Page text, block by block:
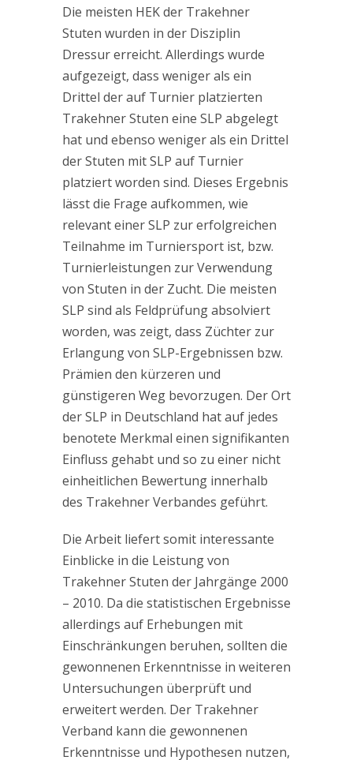
Die meisten HEK der Trakehner
Stuten wurden in der Disziplin
Dressur erreicht. Allerdings wurde
aufgezeigt, dass weniger als ein
Drittel der auf Turnier platzierten
Trakehner Stuten eine SLP abgelegt
hat und ebenso weniger als ein Drittel
der Stuten mit SLP auf Turnier
platziert worden sind. Dieses Ergebnis
lässt die Frage aufkommen, wie
relevant einer SLP zur erfolgreichen
Teilnahme im Turniersport ist, bzw.
Turnierleistungen zur Verwendung
von Stuten in der Zucht. Die meisten
SLP sind als Feldprüfung absolviert
worden, was zeigt, dass Züchter zur
Erlangung von SLP-Ergebnissen bzw.
Prämien den kürzeren und
günstigeren Weg bevorzugen. Der Ort
der SLP in Deutschland hat auf jedes
benotete Merkmal einen signifikanten
Einfluss gehabt und so zu einer nicht
einheitlichen Bewertung innerhalb
des Trakehner Verbandes geführt.
Die Arbeit liefert somit interessante
Einblicke in die Leistung von
Trakehner Stuten der Jahrgänge 2000
– 2010. Da die statistischen Ergebnisse
allerdings auf Erhebungen mit
Einschränkungen beruhen, sollten die
gewonnenen Erkenntnisse in weiteren
Untersuchungen überprüft und
erweitert werden. Der Trakehner
Verband kann die gewonnenen
Erkenntnisse und Hypothesen nutzen,